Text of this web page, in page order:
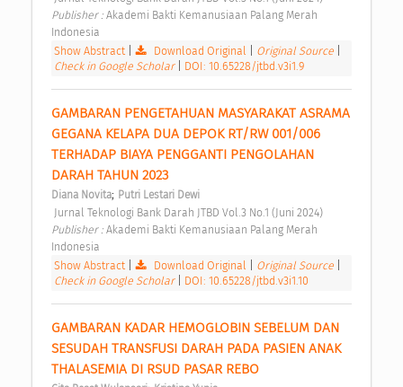
Publisher : Akademi Bakti Kemanusiaan Palang Merah
Indonesia
Show Abstract
Download Original Original Source
Check in Google Scholar
DOI: 10.65228/jtbd.v3i1.9
GAMBARAN PENGETAHUAN MASYARAKAT ASRAMA
GEGANA KELAPA DUA DEPOK RT/RW 001/006
TERHADAP BIAYA PENGGANTI PENGOLAHAN
DARAH TAHUN 2023
Diana Novita; Putri Lestari Dewi
Jurnal Teknologi Bank Darah JTBD Vol.3 No.1 (Juni 2024)
Publisher : Akademi Bakti Kemanusiaan Palang Merah
Indonesia
Show Abstract
Download Original Original Source
Check in Google Scholar
DOI: 10.65228/jtbd.v3i1.10
GAMBARAN KADAR HEMOGLOBIN SEBELUM DAN
SESUDAH TRANSFUSI DARAH PADA PASIEN ANAK
THALASEMIA DI RSUD PASAR REBO